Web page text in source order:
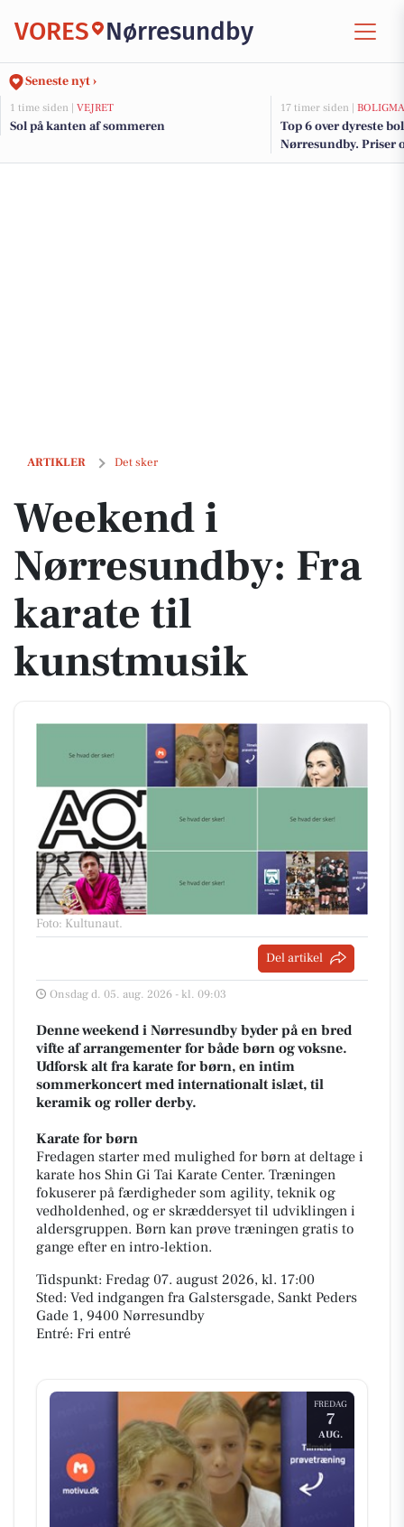
VORES Nørresundby
Seneste nyt ›
1 time siden | VEJRET
Sol på kanten af sommeren
17 timer siden |
Top 6 over dyreste
Nørresundby. Priser
ARTIKLER Det sker
Weekend i Nørresundby: Fra karate til kunstmusik
Weekend i
Nørresundby: Fra
karate til
kunstmusik
Foto: Kultunaut.
Del artikel
Onsdag d. 05. aug. 2026 - kl. 09:03
Denne weekend i Nørresundby byder på en bred
vifte af arrangementer for både børn og voksne.
Udforsk alt fra karate for børn, en intim
sommerkoncert med internationalt islæt, til
keramik og roller derby.
Karate for børn
Fredagen starter med mulighed for børn at deltage i
karate hos Shin Gi Tai Karate Center. Træningen
fokuserer på færdigheder som agility, teknik og
vedholdenhed, og er skræddersyet til udviklingen i
aldersgruppen. Børn kan prøve træningen gratis to
gange efter en intro-lektion.
Tidspunkt: Fredag 07. august 2026, kl. 17:00
Sted: Ved indgangen fra Galstersgade, Sankt Peders
Gade 1, 9400 Nørresundby
Entré: Fri entré
FREDAG
7
AUG.